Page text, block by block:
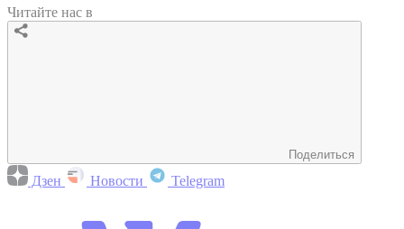
Читайте нас в
Поделиться
Дзен Новости Telegram